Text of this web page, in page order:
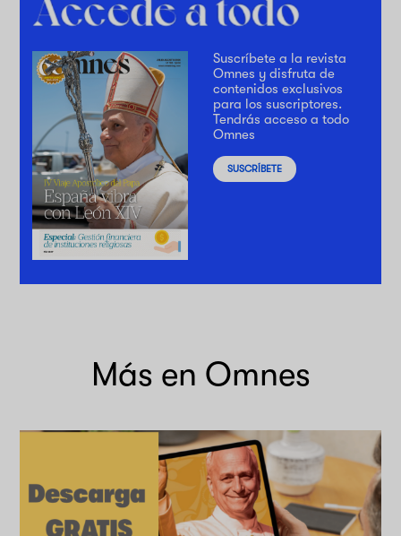
Suscríbete a la revista
Omnes y disfruta de
contenidos exclusivos
para los suscriptores.
Tendrás acceso a todo
Omnes
SUSCRÍBETE
Más en Omnes